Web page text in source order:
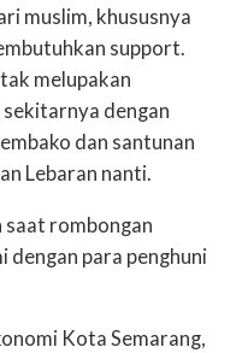
muslim, khususnya
support.
melupakan
dengan
dan santunan
Lebaran nanti.
saat rombongan
para penghuni
Kota Semarang,